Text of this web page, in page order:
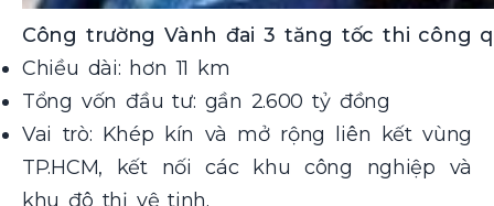
Công trường Vành đai 3 tăng tốc thi công
Chiều dài: hơn 11 km
Tổng vốn đầu tư: gần 2.600 tỷ đồng
Vai trò: Khép kín và mở rộng liên kết vùng
TP.HCM, kết nối các khu công nghiệp và
khu đô thị vệ tinh.